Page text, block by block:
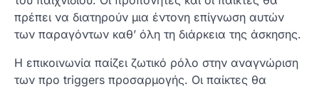
πρέπει να διατηρούν μια έντονη επίγνωση αυτών
των παραγόντων καθ’ όλη τη διάρκεια της άσκησης.
Η επικοινωνία παίζει ζωτικό ρόλο στην αναγνώριση
των προ triggers προσαρμογής. Οι παίκτες θα